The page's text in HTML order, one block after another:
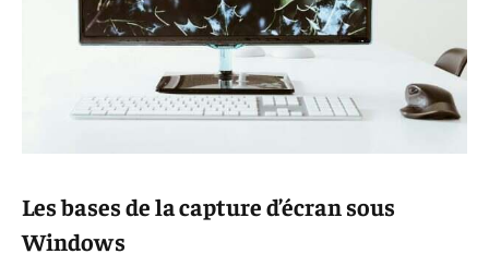
Les bases de la capture d’écran sous
Windows